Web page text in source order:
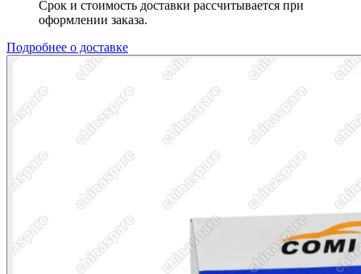
Срок и стоимость доставки рассчитывается при
оформлении заказа.
Подробнее о доставке